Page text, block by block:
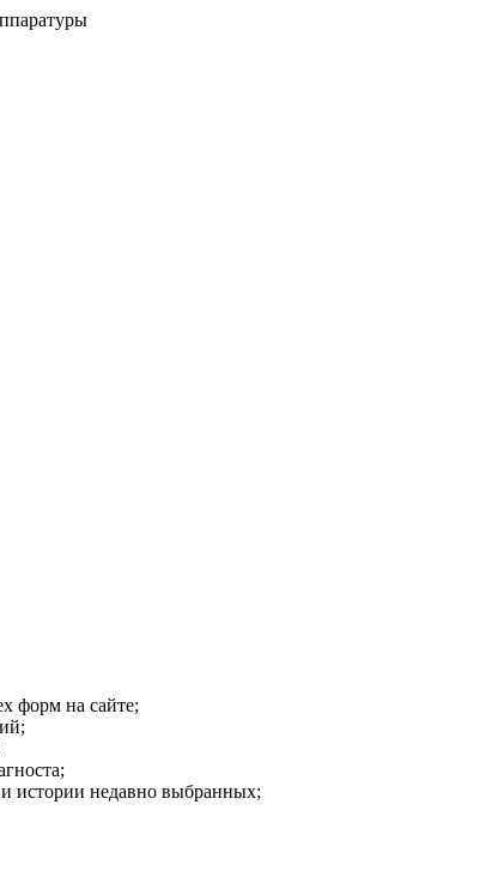
форм на сайте;
истории недавно выбранных;